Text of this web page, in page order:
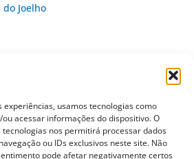
usamos tecnologias como
acessar informações do dispositivo. O
nos permitirá processar dados
ou IDs exclusivos neste site. Não
pode afetar negativamente certos
Joelho
de Choque